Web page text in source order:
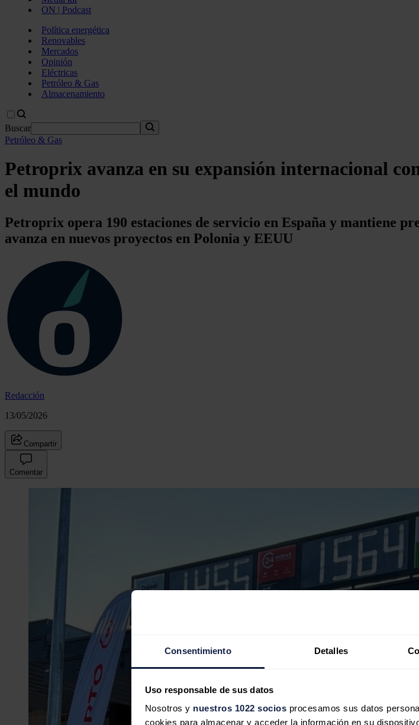
Consentimiento Detalles
Uso responsable de sus datos
Nosotros y nuestros 1022 socios procesamos sus datos
cookies para almacenar y acceder la información en su
ON | Podcast
Política energética
Renovables
Mercados
Opinión
Eléctricas
Petróleo & Gas
Almacenamiento
Buscar
Petróleo & Gas
Petroprix avanza en su expansión internacional
el mundo
Petroprix opera 190 estaciones de servicio en España y mantiene
avanza en nuevos proyectos en Polonia y EEUU
Redacción
13/05/2026
Compartir
Comentar